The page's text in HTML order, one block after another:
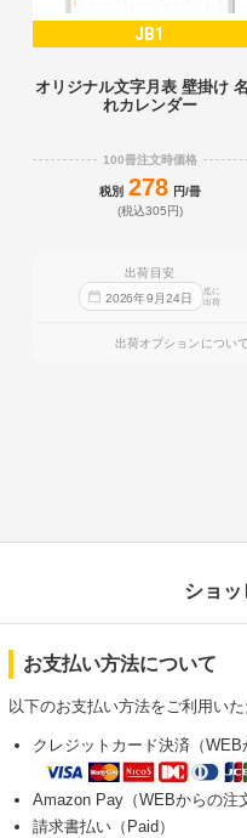
JB1
オリジナル文字月表 壁掛け
れカレンダー
100冊注文時価格
税別 278 円/冊
(税込305円)
出荷目安
2026年9 月24日
迄に
出荷
出荷オプションについて
ショッ
お支払い方法について
以下のお支払い方法をご利用いた
クレジットカード決済（WEB
Amazon Pay（WEBからの注
請求書払い（Paid）